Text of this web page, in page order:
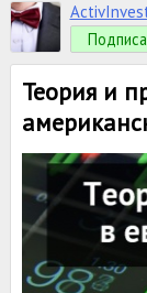
Теория и